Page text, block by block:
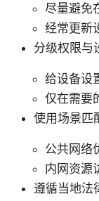
尽量避免
经常更新
分级权限与
给设备设
仅在需要
使用场景匹
公共网络
内网资源
遵循当地法